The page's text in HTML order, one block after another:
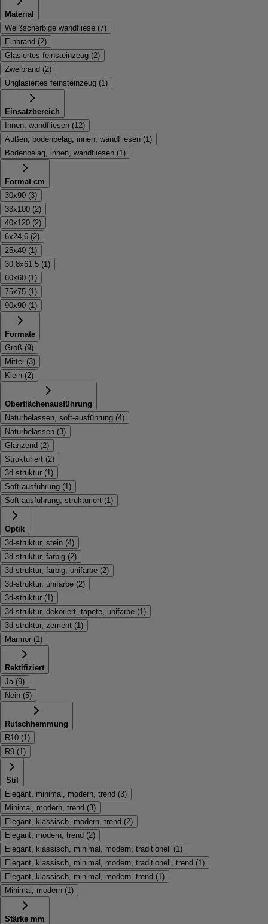
Material
Weißscherbige wandfliese (7)
Einbrand (2)
Glasiertes feinsteinzeug (2)
Zweibrand (2)
Unglasiertes feinsteinzeug (1 )
Einsatzbereich
Innen, wandfliesen (12)
Außen, bodenbelag, innen, wandfliesen (1 )
Bodenbelag, innen, wandfliesen (1 )
Format cm
30x90 (3)
33x100 (2)
40x120 (2)
6x24,6 (2)
25x40 (1 )
30,8x61,5 (1 )
60x60 (1 )
75x75 (1 )
90x90 (1 )
Formate
Groß (9)
Mittel (3)
Klein (2)
Oberflächenausführung
Naturbelassen, soft-ausführung (4)
Naturbelassen (3)
Glänzend (2)
Strukturiert (2)
3d struktur (1 )
Soft-ausführung (1 )
Soft-ausführung, strukturiert (1 )
Optik
3d-struktur, stein (4)
3d-struktur, farbig (2)
3d-struktur, farbig, unifarbe (2)
3d-struktur, unifarbe (2)
3d-struktur (1 )
3d-struktur, dekoriert, tapete, unifarbe (1 )
3d-struktur, zement (1 )
Marmor (1 )
Rektifiziert
Ja (9)
Nein (5)
Rutschhemmung
R10 (1 )
R9 (1 )
Stil
Elegant, minimal, modern, trend (3)
Minimal, modern, trend (3)
Elegant, klassisch, modern, trend (2)
Elegant, modern, trend (2)
Elegant, klassisch, minimal, modern, traditionell
(1 )
Elegant, klassisch, minimal, modern, traditionell, trend (1 )
Elegant, klassisch, minimal, modern, trend (1 )
Minimal, modern (1 )
Stärke mm